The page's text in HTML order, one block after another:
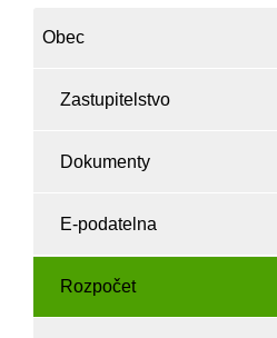
Obec
Zastupitelstvo
Dokumenty
E-podatelna
Rozpočet